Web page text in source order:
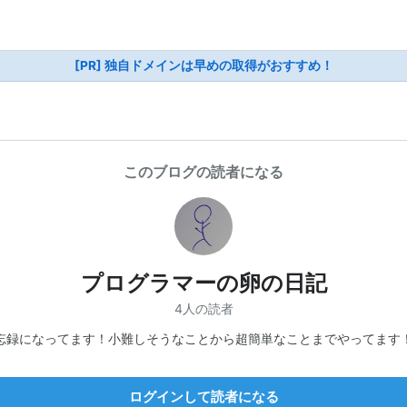
[PR] 独自ドメインは早めの取得がおすすめ！
このブログの読者になる
プログラマーの卵の日記
4人の読者
録になってます！小難しそうなことから超簡単なことまでやってます
ログインして読者になる